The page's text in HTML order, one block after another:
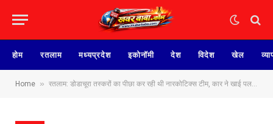
होम रतलाम मध्यप्रदेश इकोनॉमी देश विदेश खेल
Home » रतलाम: डोडाचूरा तस्करों का पीछा कर रही थी नारकोटिक्स टीम, कार ने खाई पलटी… हवाई फायर कर भाग निकले आरोपी, कार से मिला 40 किलो डोडाचूरा…